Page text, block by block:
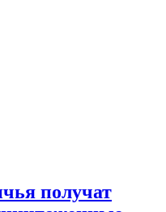
получат